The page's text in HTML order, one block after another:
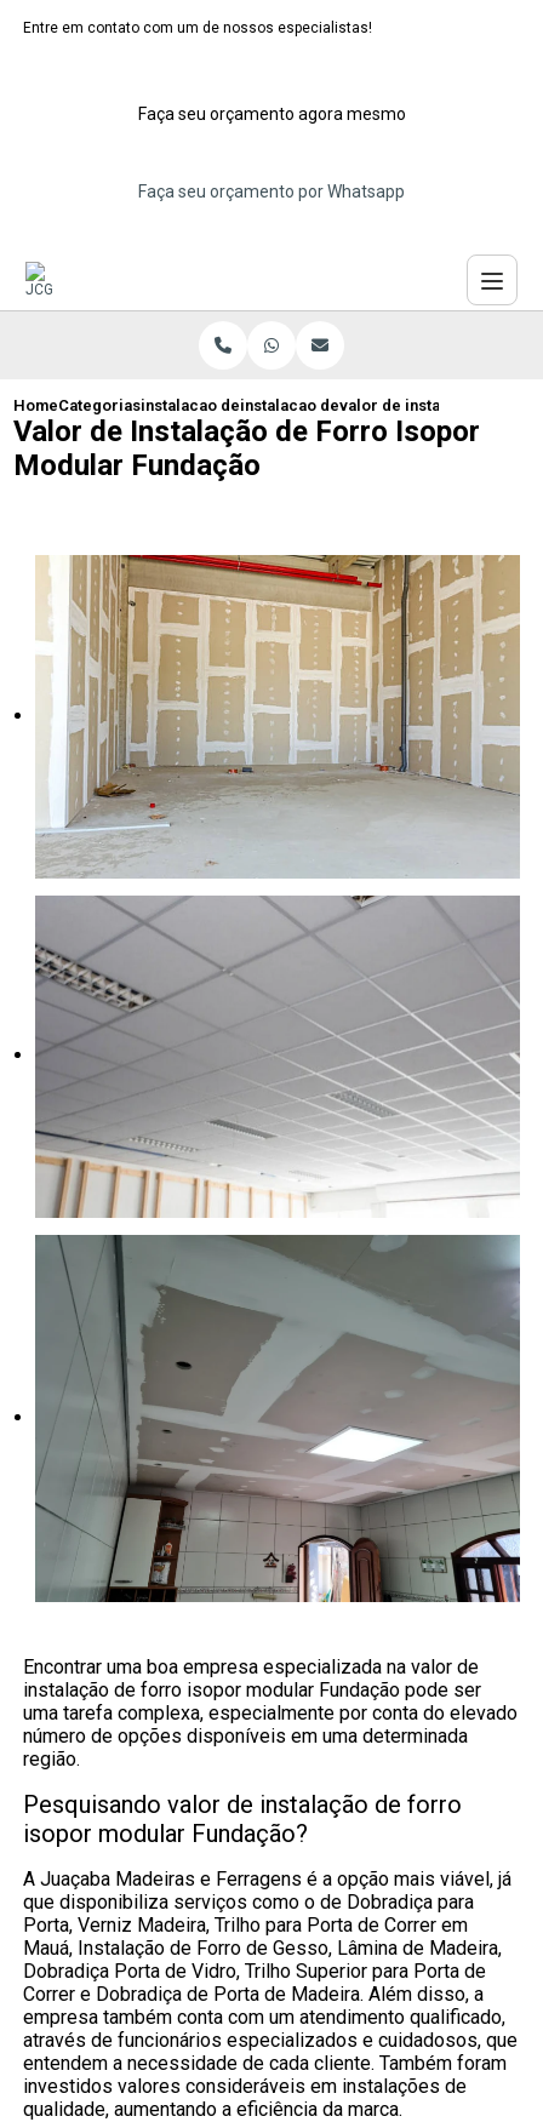
Entre em contato com um de nossos especialistas!
Faça seu orçamento agora mesmo
Faça seu orçamento por Whatsapp
HomeCategoriasinstalacao de forros de isopor
instalacao de forro de isopor maua
valor de instalacao de
Valor de Instalação de Forro Isopor
Modular Fundação
Encontrar uma boa empresa especializada na valor de
instalação de forro isopor modular Fundação pode ser
uma tarefa complexa, especialmente por conta do elevado
número de opções disponíveis em uma determinada
região.
Pesquisando valor de instalação de forro
isopor modular Fundação?
A Juaçaba Madeiras e Ferragens é a opção mais viável, já
que disponibiliza serviços como o de Dobradiça para
Porta, Verniz Madeira, Trilho para Porta de Correr em
Mauá, Instalação de Forro de Gesso, Lâmina de Madeira,
Dobradiça Porta de Vidro, Trilho Superior para Porta de
Correr e Dobradiça de Porta de Madeira. Além disso, a
empresa também conta com um atendimento qualificado,
através de funcionários especializados e cuidadosos, que
entendem a necessidade de cada cliente. Também foram
investidos valores consideráveis em instalações de
qualidade, aumentando a eficiência da marca.